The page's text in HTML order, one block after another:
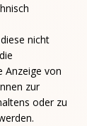
nicht
Anzeige von
zur
oder zu